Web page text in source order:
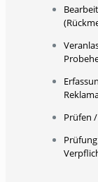
Prüfen